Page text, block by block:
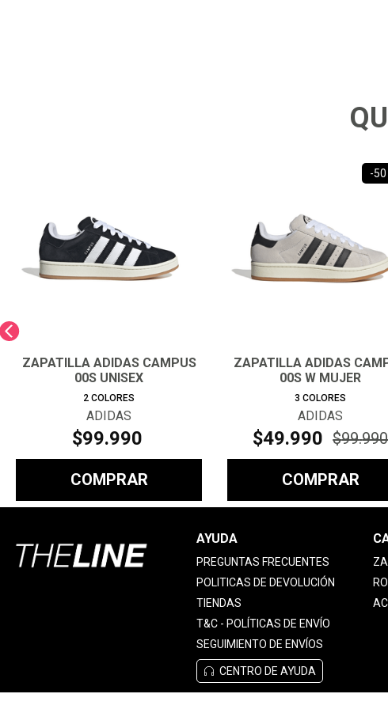
ZAPATILLA ADIDAS CAMPUS
00S UNISEX
2 COLORES
ADIDAS
$99.990
COMPRAR
-50
ZAPATILLA ADIDAS
00S W MUJER
3 COLORES
ADIDAS
$49.990 $99.990
COMPRAR
AYUDA
PREGUNTAS FRECUENTES
POLITICAS DE DEVOLUCIÓN
TIENDAS
T&C - POLÍTICAS DE ENVÍO
SEGUIMIENTO DE ENVÍOS
CENTRO DE AYUDA